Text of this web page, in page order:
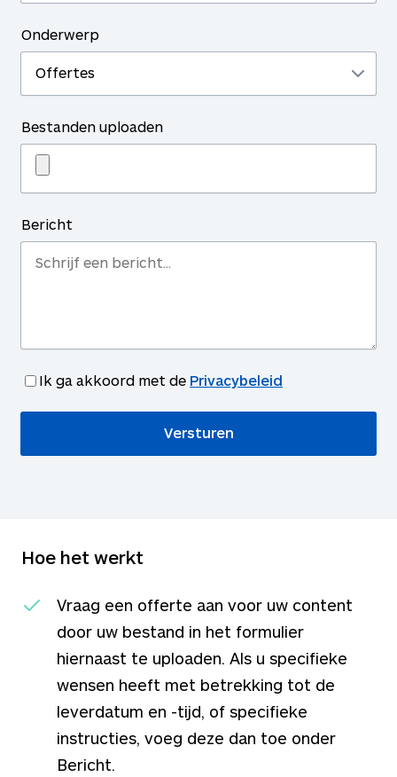
Onderwerp
Bestanden uploaden
Bericht
Ik ga akkoord met de Privacybeleid
Hoe het werkt
Vraag een offerte aan voor uw content
door uw bestand in het formulier
hiernaast te uploaden. Als u specifieke
wensen heeft met betrekking tot de
leverdatum en -tijd, of specifieke
instructies, voeg deze dan toe onder
Bericht.